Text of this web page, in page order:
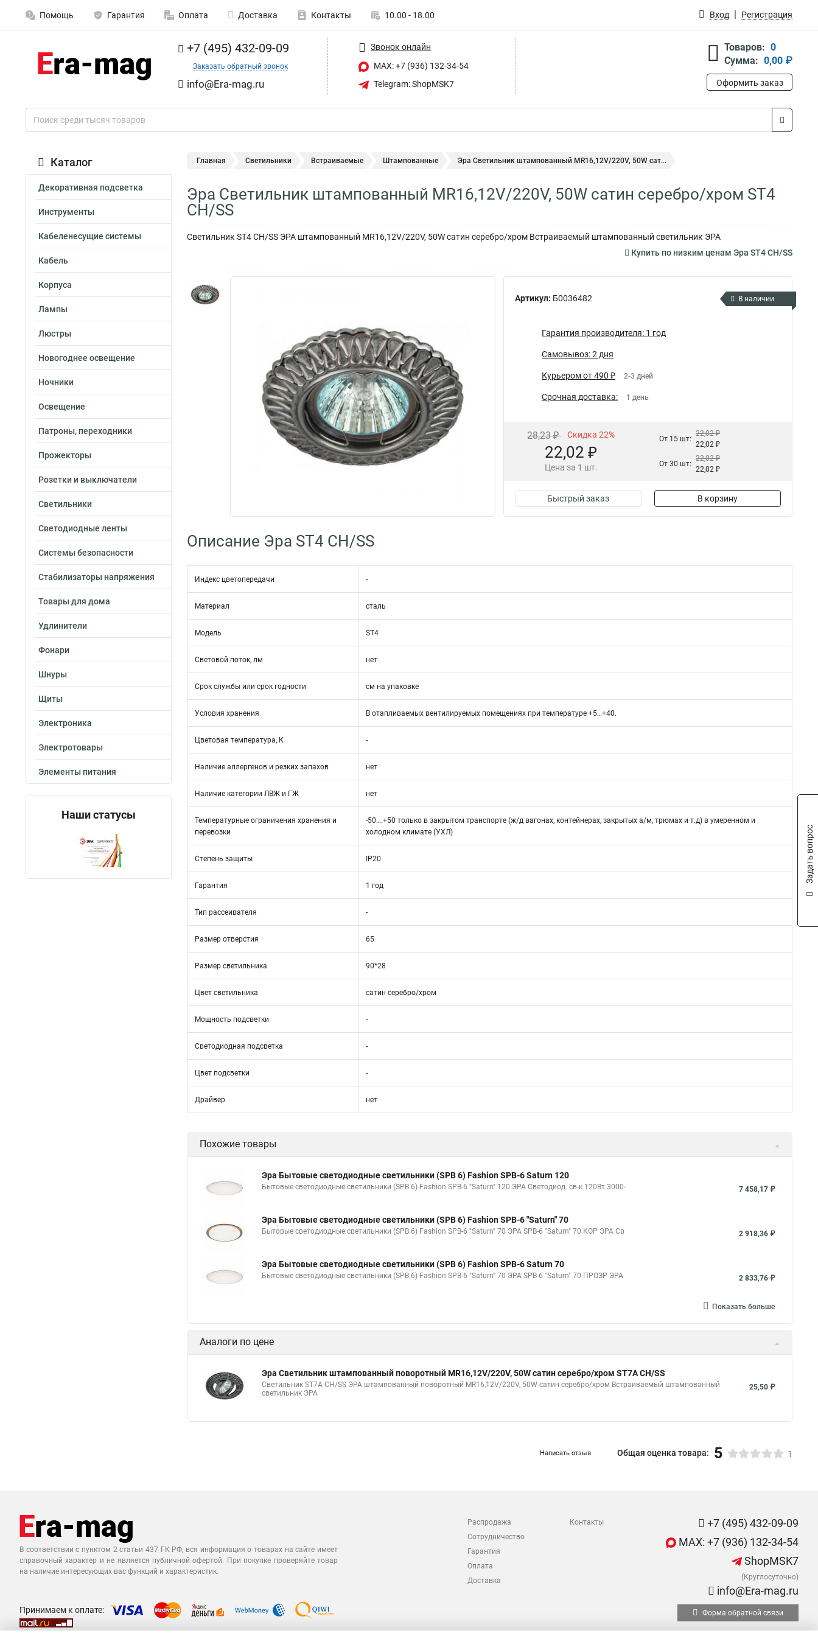
Помощь Гарантия Оплата Доставка Контакты 10.00 - 18.00 Вход Регистрация
+7 (495) 432-09-09
Заказать обратный звонок
info@Era-mag.ru
Звонок онлайн
MAX: +7 (936) 132-34-54
Telegram: ShopMSK7
Товаров: 0
Сумма: 0,00 ₽
Оформить заказ
Каталог
Декоративная подсветка
Инструменты
Кабеленесущие системы
Кабель
Корпуса
Лампы
Люстры
Новогоднее освещение
Ночники
Освещение
Патроны, переходники
Прожекторы
Розетки и выключатели
Светильники
Светодиодные ленты
Системы безопасности
Стабилизаторы напряжения
Товары для дома
Удлинители
Фонари
Шнуры
Щиты
Электроника
Электротовары
Элементы питания
Наши статусы
Главная Светильники Встраиваемые Штампованные Эра Светильник штампованный MR16,12V/220V, 50W сат...
Эра Светильник штампованный MR16,12V/220V, 50W сатин серебро/хром ST4
CH/SS
Светильник ST4 CH/SS ЭРА штампованный MR16,12V/220V, 50W сатин серебро/хром Встраиваемый штампованный светильник ЭРА
Купить по низким ценам Эра ST4 CH/SS
Артикул: Б0036482 В наличии
Гарантия производителя: 1 год
Самовывоз: 2 дня
Курьером от 490 ₽ 2-3 дней
Срочная доставка: 1 день
28,23 ₽ Скидка 22%
22,02 ₽
Цена за 1 шт.
От 15 шт:
22,02 ₽
22,02 ₽
От 30 шт:
22,02 ₽
22,02 ₽
Быстрый заказ В корзину
Описание Эра ST4 CH/SS
Индекс цветопередачи -
Материал сталь
Модель ST4
Световой поток, лм нет
Срок службы или срок годности см на упаковке
Условия хранения В отапливаемых вентилируемых помещениях при температуре +5…+40.
Цветовая температура, К -
Наличие аллергенов и резких запахов нет
Наличие категории ЛВЖ и ГЖ нет
Температурные ограничения хранения и
перевозки
-50….+50 только в закрытом транспорте (ж/д вагонах, контейнерах, закрытых а/м, трюмах и т.д) в умеренном и
холодном климате (УХЛ)
Степень защиты IP20
Гарантия 1 год
Тип рассеивателя -
Размер отверстия 65
Размер светильника 90*28
Цвет светильника сатин серебро/хром
Мощность подсветки -
Светодиодная подсветка -
Цвет подсветки -
Драйвер нет
Похожие товары
Эра Бытовые светодиодные светильники (SPB 6) Fashion SPB-6 Saturn 120
Бытовые светодиодные светильники (SPB 6) Fashion SPB-6 "Saturn" 120 ЭРА Светодиод. св-к 120Вт 3000- 7 458,17 ₽
Эра Бытовые светодиодные светильники (SPB 6) Fashion SPB-6 "Saturn" 70
Бытовые светодиодные светильники (SPB 6) Fashion SPB-6 "Saturn" 70 ЭРА SPB-6 "Saturn" 70 КОР ЭРА Св 2 918,36 ₽
Эра Бытовые светодиодные светильники (SPB 6) Fashion SPB-6 Saturn 70
Бытовые светодиодные светильники (SPB 6) Fashion SPB-6 "Saturn" 70 ЭРА SPB-6 "Saturn" 70 ПРОЗР ЭРА 2 833,76 ₽
Показать больше
Аналоги по цене
Эра Светильник штампованный поворотный MR16,12V/220V, 50W сатин серебро/хром ST7A CH/SS
Светильник ST7A CH/SS ЭРА штампованный поворотный MR16,12V/220V, 50W сатин серебро/хром Встраиваемый штампованный
светильник ЭРА
25,50 ₽
Написать отзыв Общая оценка товара: 5 1
В соответствии с пунктом 2 статьи 437 ГК РФ, вся информация о товарах на сайте имеет
справочный характер и не является публичной офертой. При покупке проверяйте товар
на наличие интересующих вас функций и характеристик.
Распродажа
Сотрудничество
Гарантия
Оплата
Доставка
Контакты
+7 (495) 432-09-09
MAX: +7 (936) 132-34-54
ShopMSK7
(Круглосуточно)
info@Era-mag.ru
Принимаем к оплате: Форма обратной связи
Задать вопрос